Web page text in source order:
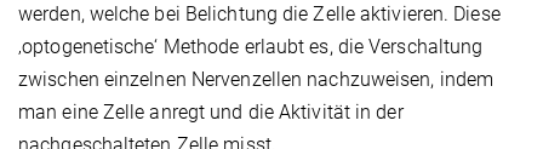
werden, welche bei Belichtung die Zelle aktivieren. Diese
‚optogenetische‘ Methode erlaubt es, die Verschaltung
zwischen einzelnen Nervenzellen nachzuweisen, indem
man eine Zelle anregt und die Aktivität in der